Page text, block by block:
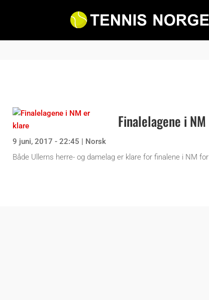
Finalelagene i
9 juni, 2017 - 22:45
Norsk
Både Ullerns herre- og damelag er klare for finalene i NM